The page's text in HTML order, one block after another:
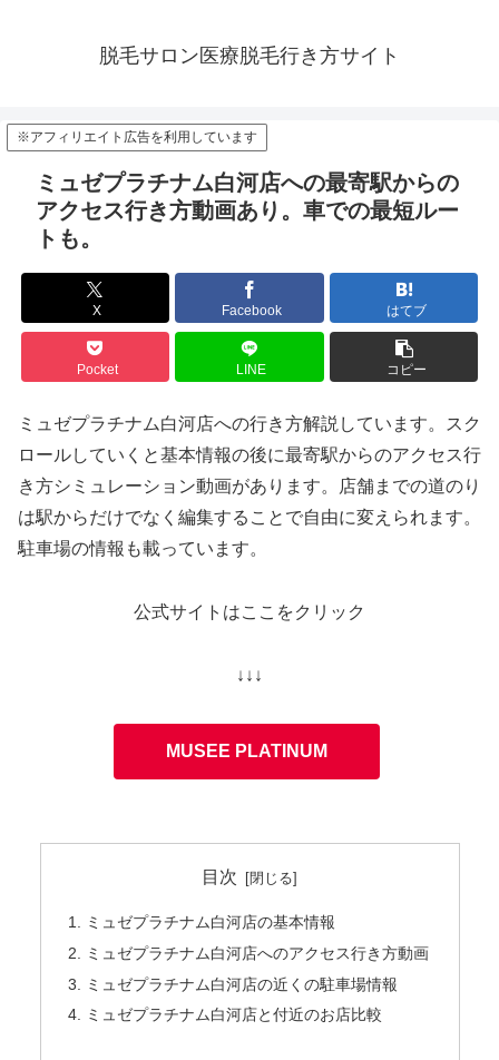
脱毛サロン医療脱毛行き方サイト
※アフィリエイト広告を利用しています
ミュゼプラチナム白河店への最寄駅からの
アクセス行き方動画あり。車での最短ルー
トも。
X Facebook はてブ
Pocket LINE コピー
ミュゼプラチナム白河店への行き方解説しています。スク
ロールしていくと基本情報の後に最寄駅からのアクセス行
き方シミュレーション動画があります。店舗までの道のり
は駅からだけでなく編集することで自由に変えられます。
駐車場の情報も載っています。
公式サイトはここをクリック
↓↓↓
MUSEE PLATINUM
目次
ミュゼプラチナム白河店の基本情報
ミュゼプラチナム白河店へのアクセス行き方動画
ミュゼプラチナム白河店の近くの駐車場情報
ミュゼプラチナム白河店と付近のお店比較